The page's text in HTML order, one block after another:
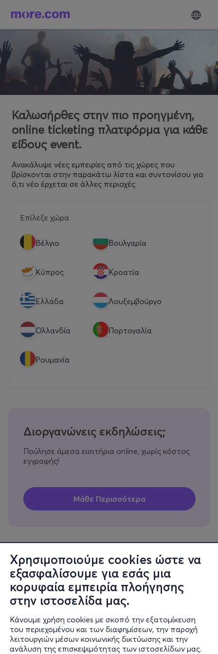
Χρησιμοποιούμε cookies ώστε να
εξασφαλίσουμε για εσάς μια
κορυφαία εμπειρία πλοήγησης
στην ιστοσελίδα μας.
Κάνουμε χρήση cookies με σκοπό την εξατομίκευση
του περιεχομένου και των διαφημίσεων, την παροχή
λειτουργιών μέσων κοινωνικής δικτύωσης και την
ανάλυση της επισκεψιμότητας των ιστοσελίδων μας.
Καλωσήρθες στην πιο προηγμένη,
online ticketing πλατφόρμα για κάθε
είδους event.
Ανακάλυψε νέες εμπειρίες από τις χώρες που
βρίσκονται στην παρακάτω λίστα και συντονίσου για
ό,τι νέο έρχεται σε άλλες περιοχές.
Επίλεξε χώρα
Βέλγιο Βουλγαρία
Κύπρος Κροατία
Eλλάδα Λουξεμβούργο
Ολλανδία Πορτογαλία
Ρουμανία
Διοργανώνεις εκδηλώσεις;
Πούλησε άμεσα εισιτήρια online, χωρίς κόστος
εγγραφής!
Πληροφορίες
Υποστήριξη
Stay Connected